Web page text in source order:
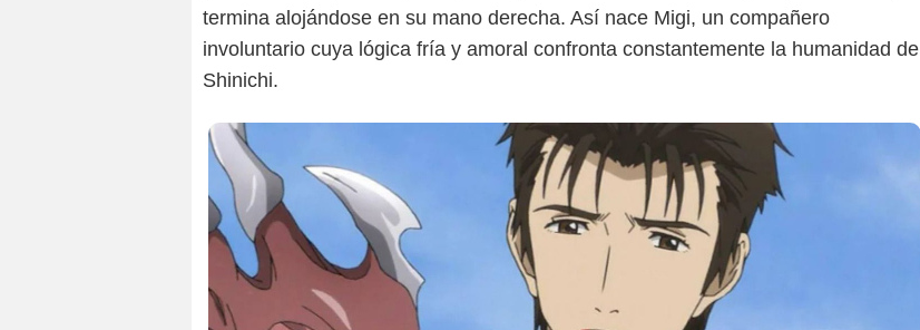
termina alojándose en su mano derecha. Así nace Migi, un compañero
involuntario cuya lógica fría y amoral confronta constantemente la humanidad de
Shinichi.